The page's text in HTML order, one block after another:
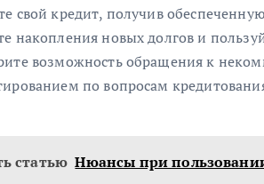
свой кредит, получив
накопления новых долгов и
возможность обращения к
по вопросам
статью Нюансы при